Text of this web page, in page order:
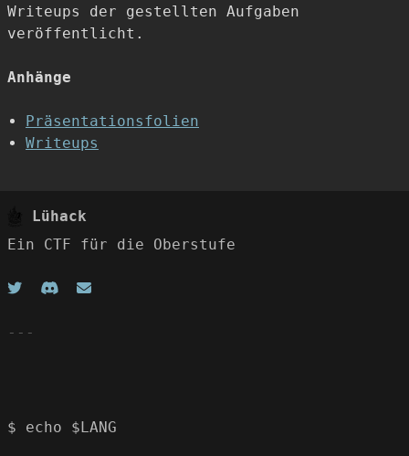
Writeups der gestellten Aufgaben
veröffentlicht.
Anhänge
Präsentationsfolien
Writeups
Lühack
Ein CTF für die Oberstufe
$ echo $LANG